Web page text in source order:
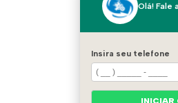
QUEM
Olá! Fale
Insira seu telefone
INICIAR